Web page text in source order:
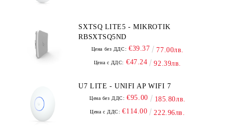
SXTSQ LITE5 - MIKROTIK
RBSXTSQ5ND
Цена без ДДС: €39.37 77.00лв.
Цена с ДДС: €47.24 92.39лв.
U7 LITE - UNIFI AP WIFI 7
Цена без ДДС: €95.00 185.80лв.
Цена с ДДС: €114.00 222.96лв.